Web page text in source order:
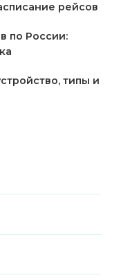
рейсов
по России:
типы и